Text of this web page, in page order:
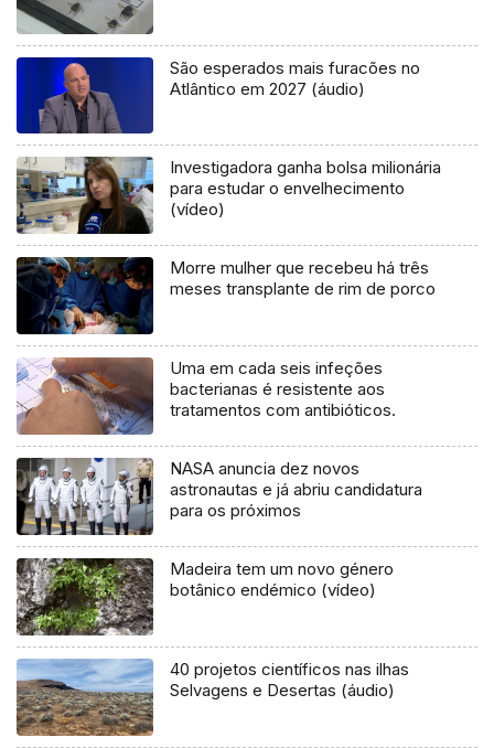
São esperados mais furacões no
Atlântico em 2027 (áudio)
Investigadora ganha bolsa milionária
para estudar o envelhecimento
(vídeo)
Morre mulher que recebeu há três
meses transplante de rim de porco
Uma em cada seis infeções
bacterianas é resistente aos
tratamentos com antibióticos.
NASA anuncia dez novos
astronautas e já abriu candidatura
para os próximos
Madeira tem um novo género
botânico endémico (vídeo)
40 projetos científicos nas ilhas
Selvagens e Desertas (áudio)